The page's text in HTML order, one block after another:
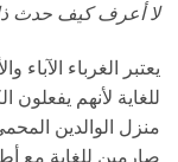
لا أعرف كيف حدث
يعتبر الغرباء
للغاية لأنهم
منزل الوالدين
صارمين للغاية مع